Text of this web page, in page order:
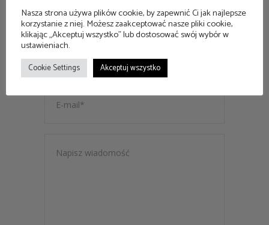
Nasza strona używa plików cookie, by zapewnić Ci jak najlepsze
korzystanie z niej. Możesz zaakceptować nasze pliki cookie,
klikając „Akceptuj wszystko” lub dostosować swój wybór w
ustawieniach.
Cookie Settings Akceptuj wszystko